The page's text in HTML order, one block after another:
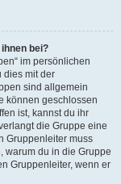
bei?
im persönlichen
dies mit der
sind allgemein
können geschlossen
ist, kannst du ihr
die Gruppe eine
Gruppenleiter muss
warum du in die Gruppe
Gruppenleiter, wenn er